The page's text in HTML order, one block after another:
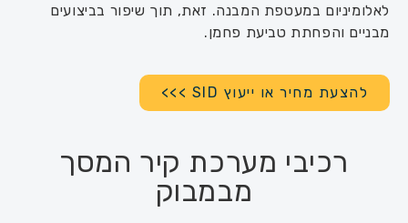
לאלומיניום במעטפת המבנה. זאת, תוך שיפור בביצועים
מבניים והפחתת טביעת פחמן.
להצעת מחיר או ייעוץ SID >>>
רכיבי מערכת קיר המסך
מבמבוק